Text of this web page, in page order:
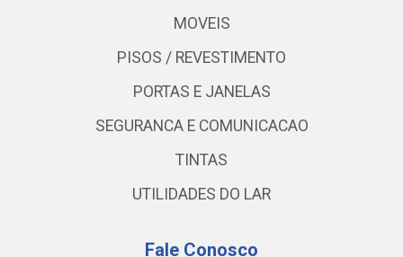
MOVEIS
PISOS / REVESTIMENTO
PORTAS E JANELAS
SEGURANCA E COMUNICACAO
TINTAS
UTILIDADES DO LAR
Fale Conosco